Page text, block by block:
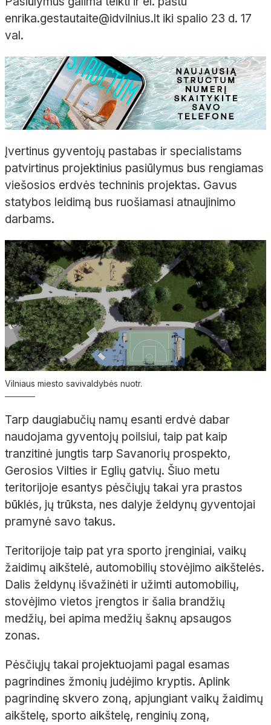
enrika.gestautaite@idvilnius.lt iki spalio 23 d. 17
val.
Įvertinus gyventojų pastabas ir specialistams
patvirtinus projektinius pasiūlymus bus rengiamas
viešosios erdvės techninis projektas. Gavus
statybos leidimą bus ruošiamasi atnaujinimo
darbams.
Vilniaus miesto savivaldybės nuotr.
Tarp daugiabučių namų esanti erdvė dabar
naudojama gyventojų poilsiui, taip pat kaip
tranzitinė jungtis tarp Savanorių prospekto,
Gerosios Vilties ir Eglių gatvių. Šiuo metu
teritorijoje esantys pėsčiųjų takai yra prastos
būklės, jų trūksta, nes dalyje želdynų gyventojai
pramynė savo takus.
Teritorijoje taip pat yra sporto įrenginiai, vaikų
žaidimų aikštelė, automobilių stovėjimo aikštelės.
Dalis želdynų išvažinėti ir užimti automobilių,
stovėjimo vietos įrengtos ir šalia brandžių
medžių, bei apima medžių šaknų apsaugos
zonas.
Pėsčiųjų takai projektuojami pagal esamas
pagrindines žmonių judėjimo kryptis. Aplink
pagrindinę skvero zoną, apjungiant vaikų žaidimų
aikštelę, sporto aikštelę, renginių zoną,